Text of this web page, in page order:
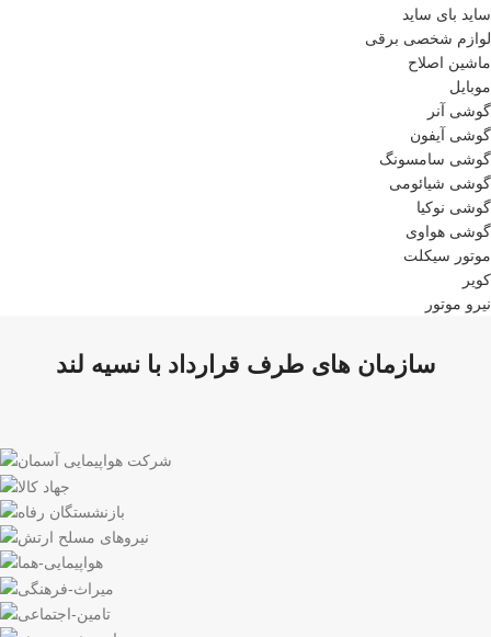
ساید بای ساید
لوازم شخصی برقی
ماشین اصلاح
موبایل
گوشی آنر
گوشی آیفون
گوشی سامسونگ
گوشی شیائومی
گوشی نوکیا
گوشی هواوی
موتور سیکلت
کویر
نیرو موتور
سازمان های طرف قرارداد با نسیه لند